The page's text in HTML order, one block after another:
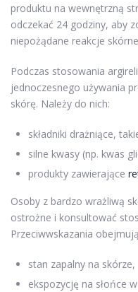
produktu na wewnętrzną
odczekać 24 godziny, aby
niepożądane reakcje
Podczas stosowania
jednoczesnego używania
skórę. Należy do nich:
składniki drażniące,
silne kwasy (np. kwas
produkty zawierające
Osoby z bardzo wrażliwą
ostrożne i konsultować
Przeciwwskazania
stan zapalny na skórze,
ekspozycję na słońce